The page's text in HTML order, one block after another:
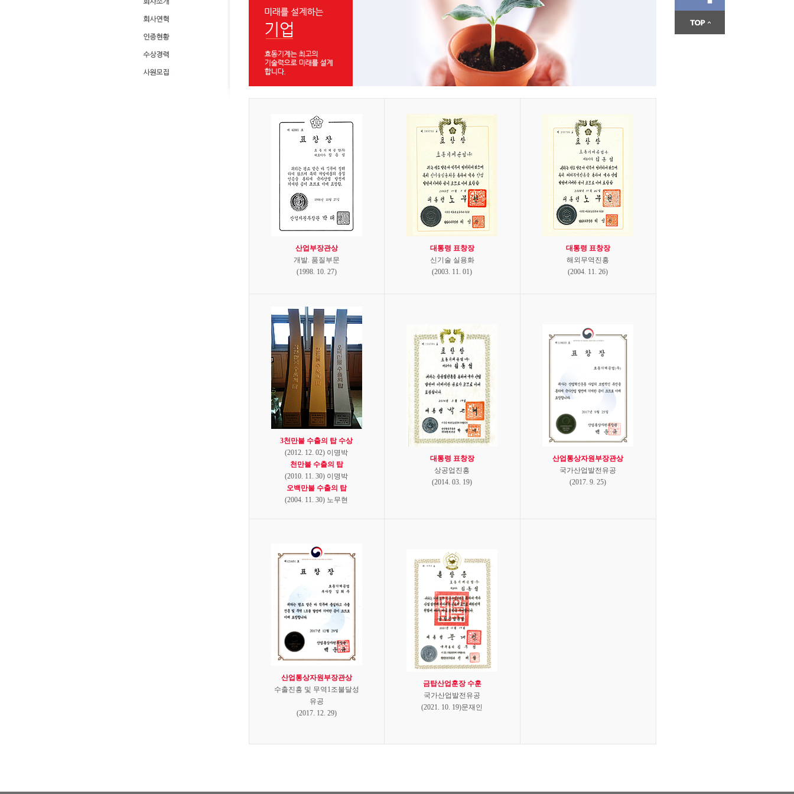
산업부장관상
개발. 품질부문
(1998. 10. 27)
대통령 표창장
신기술 실용화
(2003. 11. 01)
대통령 표창장
해외무역진흥
(2004. 11. 26)
3천만불 수출의 탑 수상
(2012. 12. 02) 이명박
천만불 수출의 탑
(2010. 11. 30) 이명박
오백만불 수출의 탑
(2004. 11. 30) 노무현
대통령 표창장
상공업진흥
(2014. 03. 19)
산업통상자원부장관상
국가산업발전유공
(2017. 9. 25)
산업통상자원부장관상
수출진흥 및 무역1조불달성
유공
(2017. 12. 29)
금탑산업훈장 수훈
국가산업발전유공
(2021. 10. 19)문재인